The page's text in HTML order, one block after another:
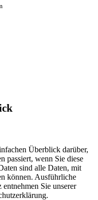
Überblick darüber,
passiert, wenn Sie diese
sind alle Daten, mit
können. Ausführliche
Sie unserer